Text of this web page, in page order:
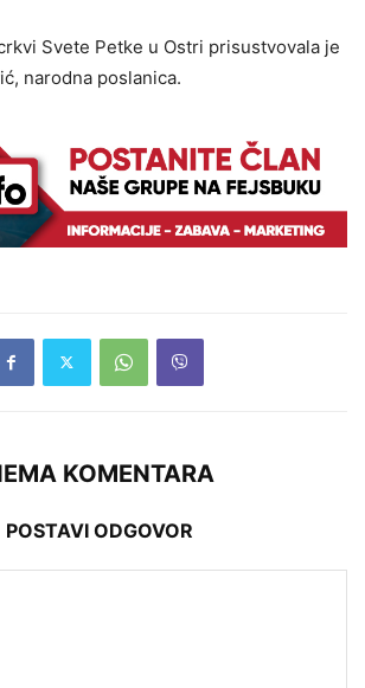
Svete Petke u Ostri prisustvovala je
narodna poslanica.
KOMENTARA
POSTAVI ODGOVOR